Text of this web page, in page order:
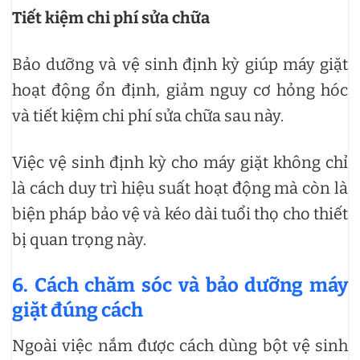
Tiết kiệm chi phí sửa chữa
Bảo dưỡng và vệ sinh định kỳ giúp máy giặt
hoạt động ổn định, giảm nguy cơ hỏng hóc
và tiết kiệm chi phí sửa chữa sau này.
Việc vệ sinh định kỳ cho máy giặt không chỉ
là cách duy trì hiệu suất hoạt động mà còn là
biện pháp bảo vệ và kéo dài tuổi thọ cho thiết
bị quan trọng này.
6. Cách chăm sóc và bảo dưỡng máy
giặt đúng cách
Ngoài việc nắm được cách dùng bột vệ sinh